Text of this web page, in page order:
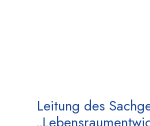
Leitung des